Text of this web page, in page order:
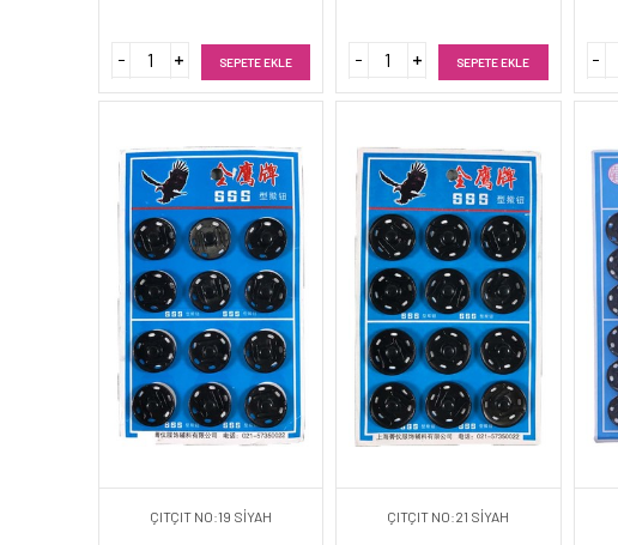
SEPETE EKLE SEPETE EKLE
ÇITÇIT NO:19 SİYAH ÇITÇIT NO:21 SİYAH